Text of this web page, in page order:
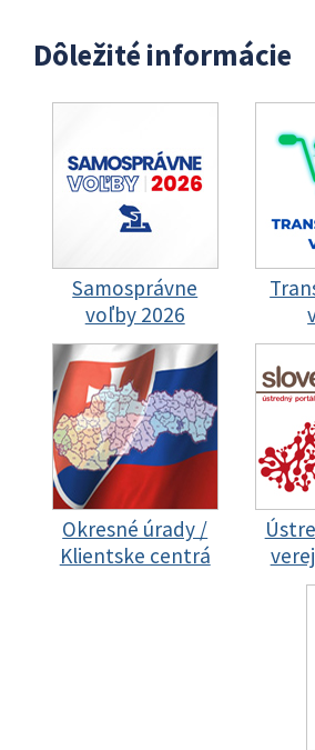
Dôležité informácie
Samosprávne
voľby 2026
Okresné úrady /
Klientske centrá